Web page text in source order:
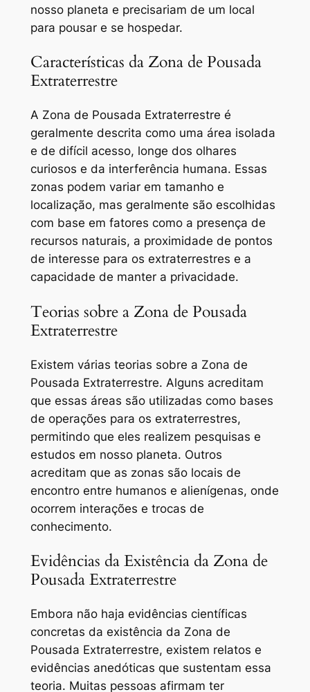
nosso planeta e precisariam de um local
para pousar e se hospedar.
Características da Zona de Pousada
Extraterrestre
A Zona de Pousada Extraterrestre é
geralmente descrita como uma área isolada
e de difícil acesso, longe dos olhares
curiosos e da interferência humana. Essas
zonas podem variar em tamanho e
localização, mas geralmente são escolhidas
com base em fatores como a presença de
recursos naturais, a proximidade de pontos
de interesse para os extraterrestres e a
capacidade de manter a privacidade.
Teorias sobre a Zona de Pousada
Extraterrestre
Existem várias teorias sobre a Zona de
Pousada Extraterrestre. Alguns acreditam
que essas áreas são utilizadas como bases
de operações para os extraterrestres,
permitindo que eles realizem pesquisas e
estudos em nosso planeta. Outros
acreditam que as zonas são locais de
encontro entre humanos e alienígenas, onde
ocorrem interações e trocas de
conhecimento.
Evidências da Existência da Zona de
Pousada Extraterrestre
Embora não haja evidências científicas
concretas da existência da Zona de
Pousada Extraterrestre, existem relatos e
evidências anedóticas que sustentam essa
teoria. Muitas pessoas afirmam ter